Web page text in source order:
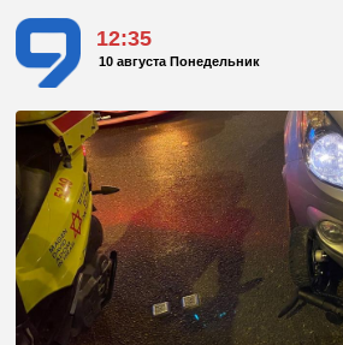
12:35
10 августа Понедельник